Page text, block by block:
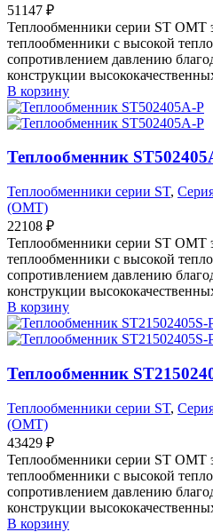
51147 ₽
Теплообменники серии ST
теплообменники с высокой
сопротивлением давлению
конструкции
В корзину
Теплообменник
Теплообменники серии ST,
(OMT)
22108 ₽
Теплообменники серии ST
теплообменники с высокой
сопротивлением давлению
конструкции
В корзину
Теплообменник
Теплообменники серии ST,
(OMT)
43429 ₽
Теплообменники серии ST
теплообменники с высокой
сопротивлением давлению
конструкции
В корзину